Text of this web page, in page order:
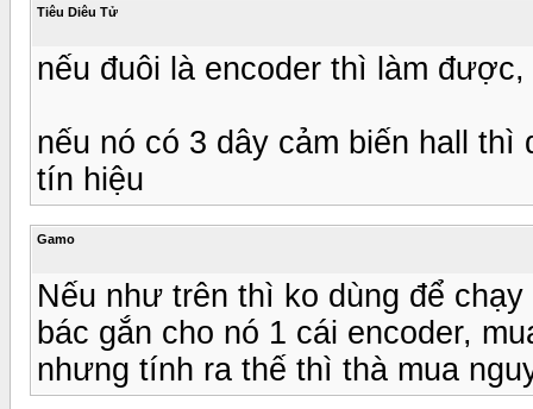
Tiêu Diêu Tử
nếu đuôi là encoder thì làm
nếu nó có 3 dây cảm biến hall thì
tín hiệu
Gamo
Nếu như trên thì ko dùng để
bác gắn cho nó 1 cái encoder,
nhưng tính ra thế thì thà mua